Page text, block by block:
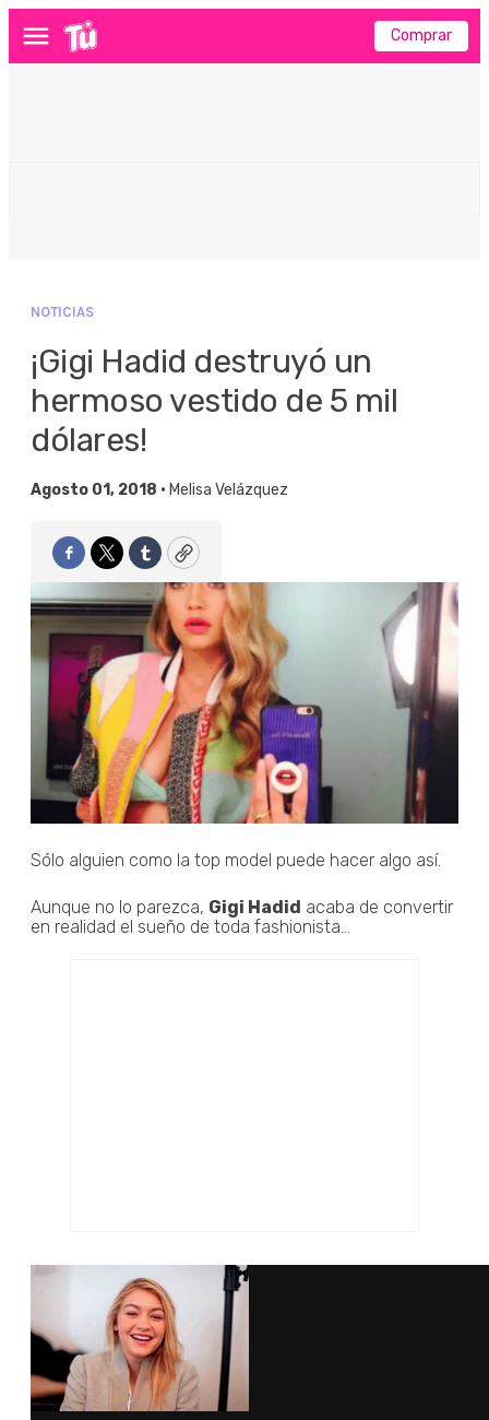
Menú Comprar
NOTICIAS
¡Gigi Hadid destruyó un
hermoso vestido de 5 mil
dólares!
Agosto 01, 2018 • Melisa Velázquez
Facebook
TwitterTumblrCopy
Sólo alguien como la top model puede hacer algo así.
Aunque no lo parezca, Gigi Hadid acaba de convertir
en realidad el sueño de toda fashionista...